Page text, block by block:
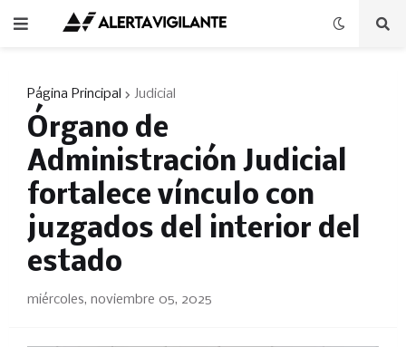
Página Principal Judicial
Órgano de
Administración Judicial
fortalece vínculo con
juzgados del interior del
estado
miércoles, noviembre 05, 2025